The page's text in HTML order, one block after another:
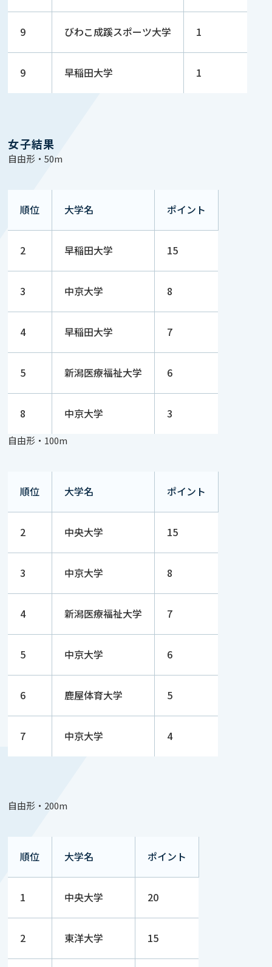
9 びわこ成蹊スポーツ大学 1
9 早稲田大学 1
女子結果
自由形・50m
順位 大学名 ポイント
2 早稲田大学 15
3 中京大学 8
4 早稲田大学 7
5 新潟医療福祉大学 6
8 中京大学 3
自由形・100m
順位 大学名 ポイント
2 中央大学 15
3 中京大学 8
4 新潟医療福祉大学 7
5 中京大学 6
6 鹿屋体育大学 5
7 中京大学 4
自由形・200m
順位 大学名 ポイント
1 中央大学 20
2 東洋大学 15